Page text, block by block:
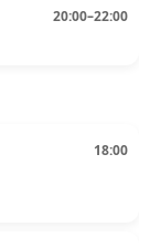
20:00–22:00
18:00